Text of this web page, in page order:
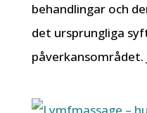
behandlingar och
det ursprungliga
påverkansområdet.